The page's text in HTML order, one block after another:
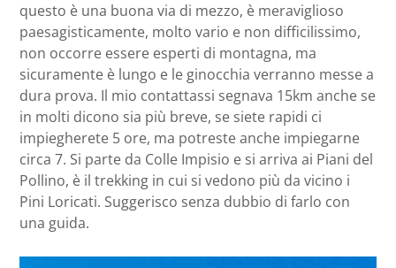
questo è una buona via di mezzo, è meraviglioso
paesagisticamente, molto vario e non difficilissimo,
non occorre essere esperti di montagna, ma
sicuramente è lungo e le ginocchia verranno messe a
dura prova. Il mio contattassi segnava 15km anche se
in molti dicono sia più breve, se siete rapidi ci
impiegherete 5 ore, ma potreste anche impiegarne
circa 7. Si parte da Colle Impisio e si arriva ai Piani del
Pollino, è il trekking in cui si vedono più da vicino i
Pini Loricati. Suggerisco senza dubbio di farlo con
una guida.